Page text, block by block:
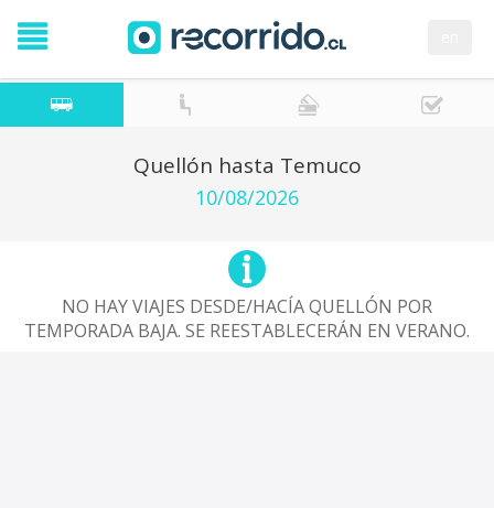
Quellón hasta Temuco
10/08/2026
NO HAY VIAJES DESDE/HACÍA QUELLÓN POR
TEMPORADA BAJA. SE REESTABLECERÁN EN VERANO.